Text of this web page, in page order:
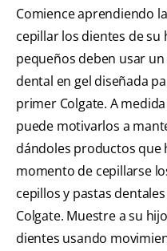
Comience aprendiendo
cepillar los dientes de su
pequeños deben usar
dental en gel diseñada
primer Colgate. A
puede motivarlos a
dándoles productos que
momento de cepillarse
cepillos y pastas
Colgate. Muestre a su
dientes usando